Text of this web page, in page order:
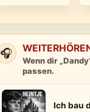
🎧
Wenn dir
passen.
Ich bau